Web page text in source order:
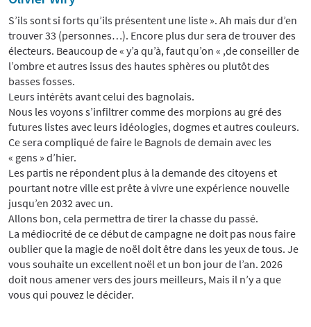
S’ils sont si forts qu’ils présentent une liste ». Ah mais dur d’en
trouver 33 (personnes…). Encore plus dur sera de trouver des
électeurs. Beaucoup de « y’a qu’à, faut qu’on « ,de conseiller de
l’ombre et autres issus des hautes sphères ou plutôt des
basses fosses.
Leurs intérêts avant celui des bagnolais.
Nous les voyons s’infiltrer comme des morpions au gré des
futures listes avec leurs idéologies, dogmes et autres couleurs.
Ce sera compliqué de faire le Bagnols de demain avec les
« gens » d’hier.
Les partis ne répondent plus à la demande des citoyens et
pourtant notre ville est prête à vivre une expérience nouvelle
jusqu’en 2032 avec un.
Allons bon, cela permettra de tirer la chasse du passé.
La médiocrité de ce début de campagne ne doit pas nous faire
oublier que la magie de noël doit être dans les yeux de tous. Je
vous souhaite un excellent noël et un bon jour de l’an. 2026
doit nous amener vers des jours meilleurs, Mais il n’y a que
vous qui pouvez le décider.